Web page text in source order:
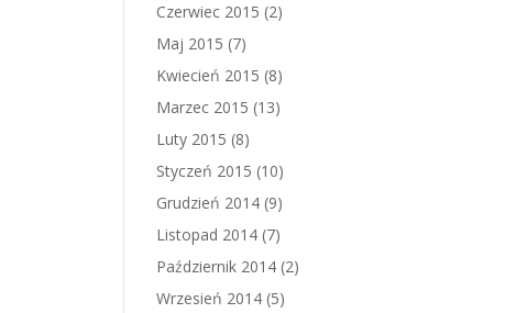
Czerwiec 2015 (2)
Maj 2015 (7)
Kwiecień 2015 (8)
Marzec 2015 (13)
Luty 2015 (8)
Styczeń 2015 (10)
Grudzień 2014 (9)
Listopad 2014 (7)
Październik 2014 (2)
Wrzesień 2014 (5)